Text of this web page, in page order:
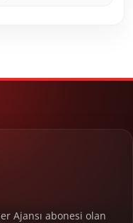
Ajansı abonesi olan